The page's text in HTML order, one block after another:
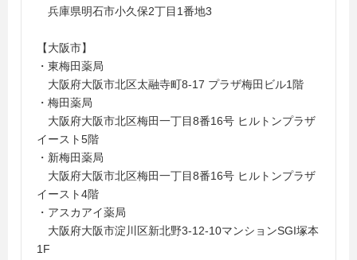
兵庫県明石市小久保2丁目1番地3
【大阪市】
・東梅田薬局
大阪府大阪市北区太融寺町8-17 プラザ梅田ビル1階
・梅田薬局
大阪府大阪市北区梅田一丁目8番16号 ヒルトンプラザ
イースト5階
・新梅田薬局
大阪府大阪市北区梅田一丁目8番16号 ヒルトンプラザ
イースト4階
・アスカアイ薬局
大阪府大阪市淀川区新北野3-12-10マンションSGI塚本
1F